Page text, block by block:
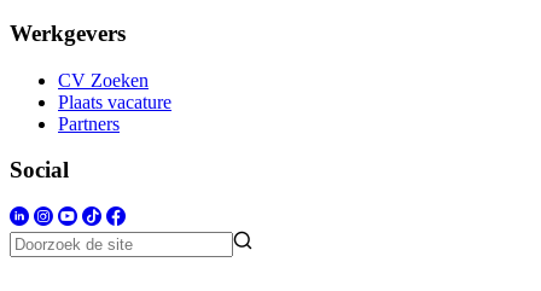
Werkgevers
CV Zoeken
Plaats vacature
Partners
Social